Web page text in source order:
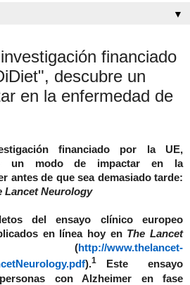
▼
financiado
descubre un
en la enfermedad de
financiado por la UE,
un modo de impactar en la
antes de que sea demasiado tarde:
Lancet Neurology
del ensayo clínico europeo
en línea hoy en The Lancet
http://www.thelancet-
).1
Este ensayo
con Alzheimer en fase